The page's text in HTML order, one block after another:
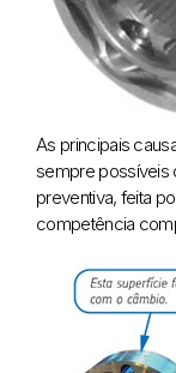
As principais
sempre possíveis
preventiva, feita
competência